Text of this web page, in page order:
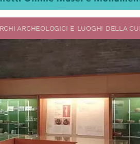
ARCHEOLOGICI E LUOGHI DELLA